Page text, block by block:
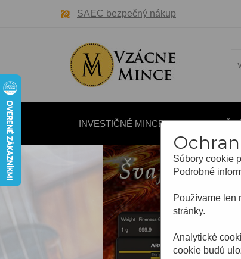
SAEC bezpečný nákup
INVESTIČNÉ MINCE
Súbory cookie
Podrobné
Používame len
stránky.
Analytické
cookie budú